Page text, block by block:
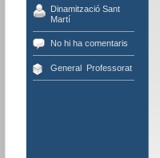
Dinamització Sant
Martí
No hi ha comentaris
General, Professorat